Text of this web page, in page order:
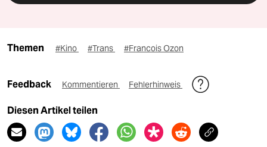
Themen #Kino #Trans #Francois Ozon
Feedback Kommentieren Fehlerhinweis
Diesen Artikel teilen